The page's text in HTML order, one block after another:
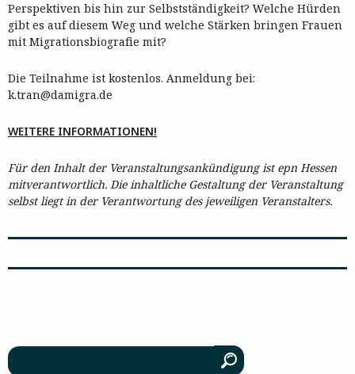
Perspektiven bis hin zur Selbstständigkeit? Welche Hürden
gibt es auf diesem Weg und welche Stärken bringen Frauen
mit Migrationsbiografie mit?
Die Teilnahme ist kostenlos. Anmeldung bei:
k.tran@damigra.de
WEITERE INFORMATIONEN!
Für den Inhalt der Veranstaltungsankündigung ist epn Hessen
mitverantwortlich. Die inhaltliche Gestaltung der Veranstaltung
selbst liegt in der Verantwortung des jeweiligen Veranstalters.